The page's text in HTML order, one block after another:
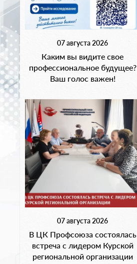
07 августа 2026
Каким вы видите свое
профессиональное будущее?
Ваш голос важен!
07 августа 2026
В ЦК Профсоюза состоялась
встреча с лидером Курской
региональной организации